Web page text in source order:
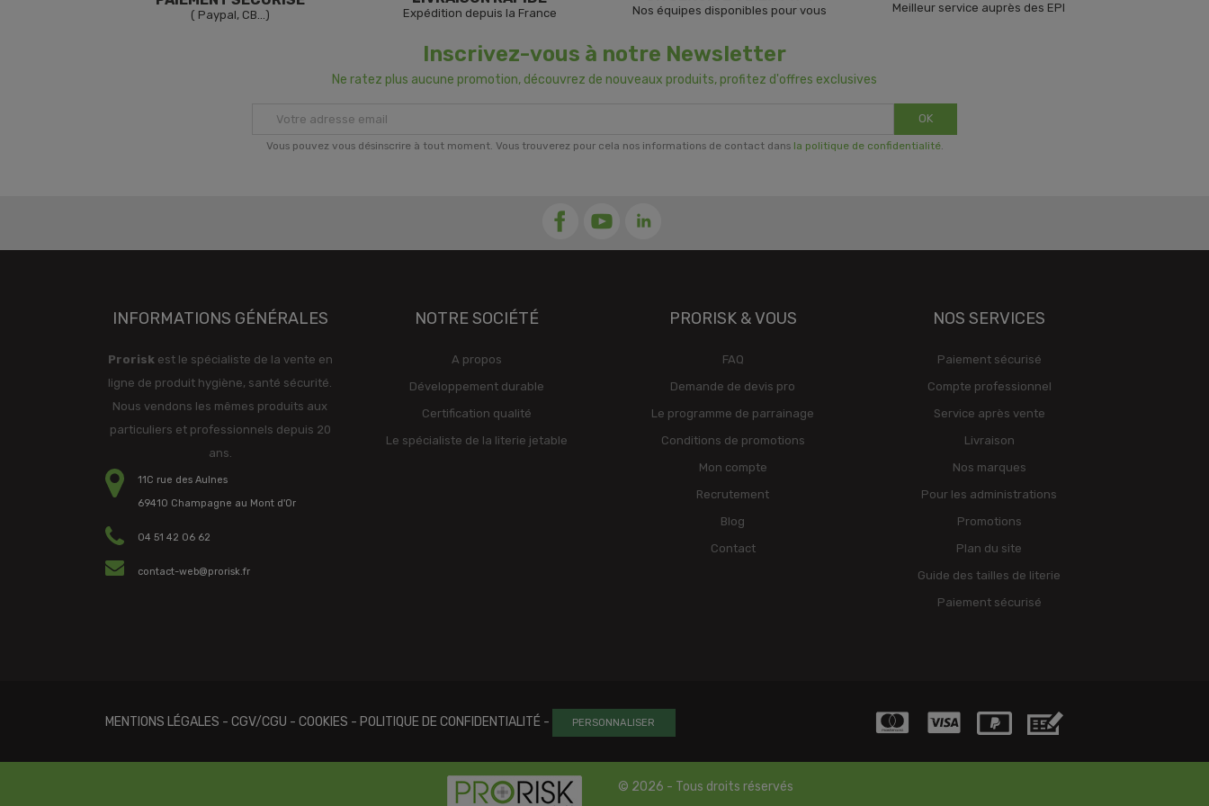
( Paypal, CB...) Expédition depuis la France Nos équipes disponibles pour vous Meilleur service auprès des EPI
Inscrivez-vous à notre Newsletter
Ne ratez plus aucune promotion, découvrez de nouveaux produits, profitez d'offres exclusives
OK
Vous pouvez vous désinscrire à tout moment. Vous trouverez pour cela nos informations de contact dans la politique de confidentialité.
INFORMATIONS GÉNÉRALES
Proriskest le spécialiste de la vente en
ligne de produit hygiène, santé sécurité.
Nous vendons les mêmes produits aux
particuliers et professionnels depuis 20
ans.
11C rue des Aulnes
69410 Champagne au Mont d'Or
04 51 42 06 62
contact-web@prorisk.fr
NOTRE SOCIÉTÉ
A propos
Développement durable
Certification qualité
Le spécialiste de la literie jetable
PRORISK & VOUS
FAQ
Demande de devis pro
Le programme de parrainage
Conditions de promotions
Mon compte
Recrutement
Blog
Contact
NOS SERVICES
Paiement sécurisé
Compte professionnel
Service après vente
Livraison
Nos marques
Pour les administrations
Promotions
Plan du site
Guide des tailles de literie
Paiement sécurisé
MENTIONS LÉGALES - CGV/CGU - COOKIES - POLITIQUE DE CONFIDENTIALITÉ - PERSONNALISER
© 2026 - Tous droits réservés